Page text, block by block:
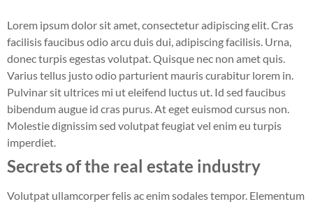
Lorem ipsum dolor sit amet, consectetur adipiscing elit. Cras
facilisis faucibus odio arcu duis dui, adipiscing facilisis. Urna,
donec turpis egestas volutpat. Quisque nec non amet quis.
Varius tellus justo odio parturient mauris curabitur lorem in.
Pulvinar sit ultrices mi ut eleifend luctus ut. Id sed faucibus
bibendum augue id cras purus. At eget euismod cursus non.
Molestie dignissim sed volutpat feugiat vel enim eu turpis
imperdiet.
Secrets of the real estate industry
Volutpat ullamcorper felis ac enim sodales tempor. Elementum